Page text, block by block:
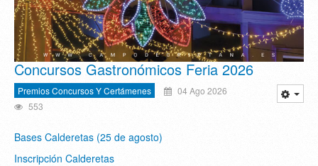
Concursos Gastronómicos Feria 2026
Premios Concursos Y Certámenes
04 Ago 2026
553
Bases Calderetas (25 de agosto)
Inscripción Calderetas